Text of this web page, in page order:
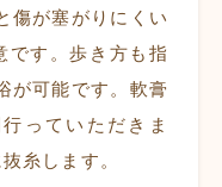
傷が塞がりにくい
です。歩き方も指
が可能です。軟膏
っていただきま
糸します。